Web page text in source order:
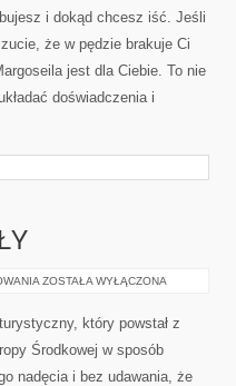
i dokąd chcesz iść. Jeśli
że w pędzie brakuje Ci
jest dla Ciebie. To nie
doświadczenia i
KUCHNIA
SPECJAŁY
ZOSTAŁA WYŁĄCZONA
który powstał z
Środkowej w sposób
nadęcia i bez udawania, że